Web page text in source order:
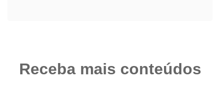
Receba mais conteúdos